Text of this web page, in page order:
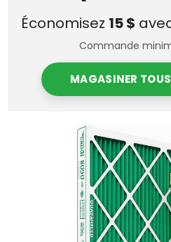
Économisez 15 $
Commande
MAGASINER